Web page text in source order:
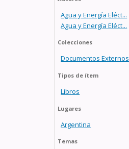
Agua y Energía Eléct...
Agua y Energía Eléct...
Colecciones
Documentos Externos
Tipos de ítem
Libros
Lugares
Argentina
Temas